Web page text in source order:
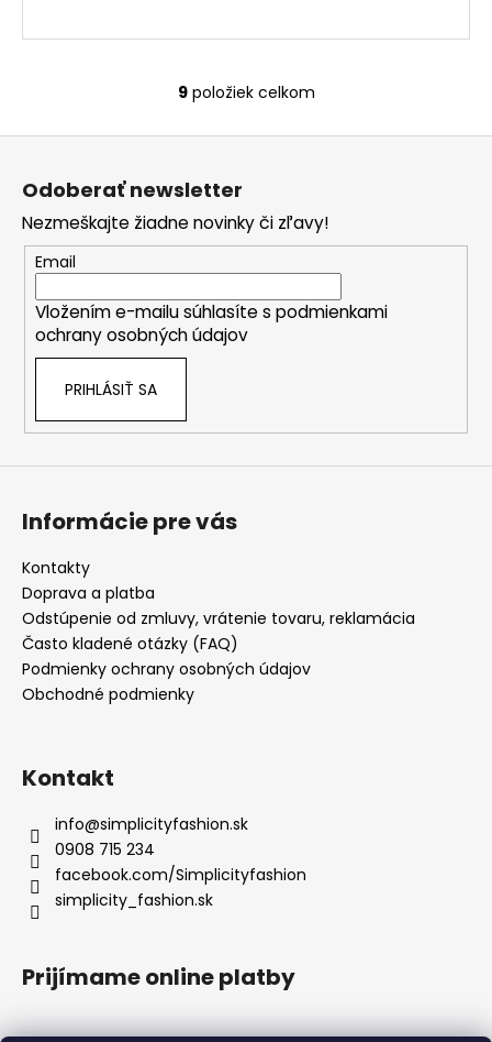
O
v
a
c
i
e
p
r
v
ý
9položiek celkom
Z
Odoberať newsletter
Nezmeškajte žiadne novinky či zľavy!
Email
Vložením e-mailu súhlasíte s podmienkami
ochrany osobných údajov
PRIHLÁSIŤ SA
Informácie pre vás
Kontakty
Doprava a platba
Odstúpenie od zmluvy, vrátenie tovaru, reklamácia
Často kladené otázky (FAQ)
Podmienky ochrany osobných údajov
Obchodné podmienky
Kontakt
info@simplicityfashion.sk
0908 715 234
facebook.com/Simplicityfashion
simplicity_fashion.sk
Prijímame online platby